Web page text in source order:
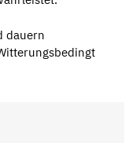
dauern